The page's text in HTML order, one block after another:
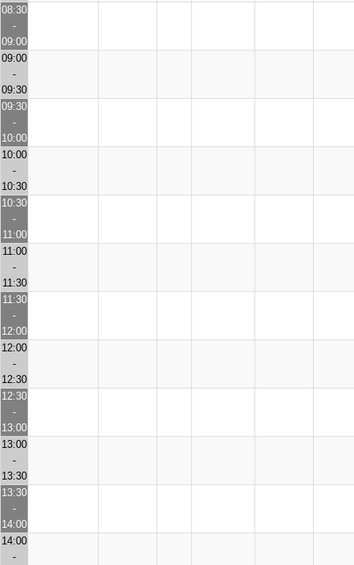
08:30
-
09:00
09:00
-
09:30
09:30
-
10:00
10:00
-
10:30
10:30
-
11:00
11:00
-
11:30
11:30
-
12:00
12:00
-
12:30
12:30
-
13:00
13:00
-
13:30
13:30
-
14:00
14:00
-